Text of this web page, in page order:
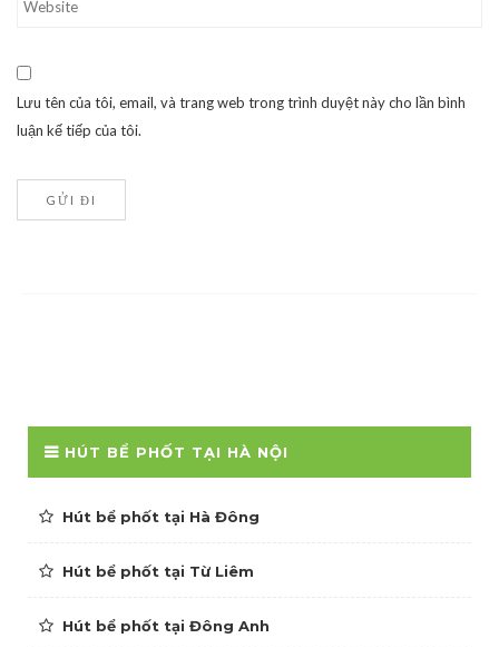
Lưu tên của tôi, email, và trang web trong trình duyệt này cho lần bình
luận kế tiếp của tôi.
HÚT BỂ PHỐT TẠI HÀ NỘI
Hút bể phốt tại Hà Đông
Hút bể phốt tại Từ Liêm
Hút bể phốt tại Đông Anh